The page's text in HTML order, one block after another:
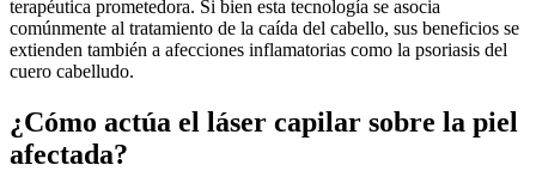
terapéutica prometedora. Si bien esta tecnología se asocia
comúnmente al tratamiento de la caída del cabello, sus beneficios se
extienden también a afecciones inflamatorias como la psoriasis del
cuero cabelludo.
¿Cómo actúa el láser capilar sobre la piel
afectada?